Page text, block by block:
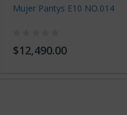
Mujer Pantys E10 NO.014
$12,490.00